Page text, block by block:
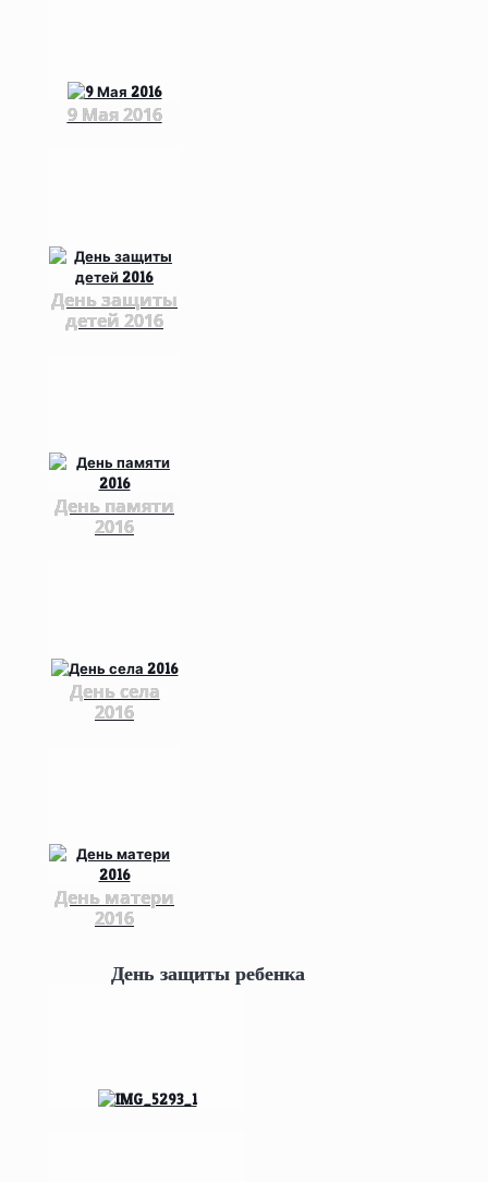
9 Мая 2016
День защиты
детей 2016
День памяти
2016
День села
2016
День матери
2016
День защиты ребенка